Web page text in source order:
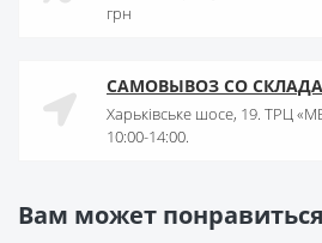
грн
САМОВЫВОЗ СО СКЛАДА
Харьківське шосе, 19. ТРЦ
10:00-14:00.
Вам может